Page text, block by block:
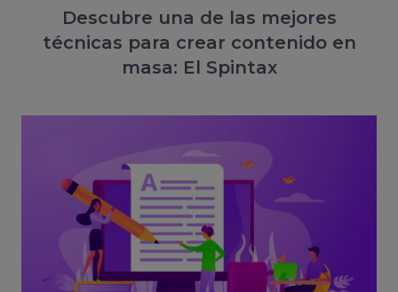
Descubre una de las mejores
técnicas para crear contenido en
masa: El Spintax